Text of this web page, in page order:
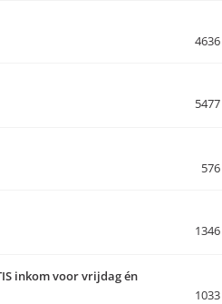
4636
5477
576
1346
inkom voor vrijdag én
1033